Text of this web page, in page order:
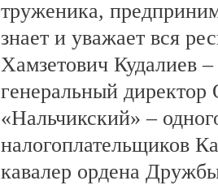
труженика,
знает и уважает вся
Хамзетович Кудалиев
генеральный
«Нальчикский» –
налогоплательщиков
кавалер ордена